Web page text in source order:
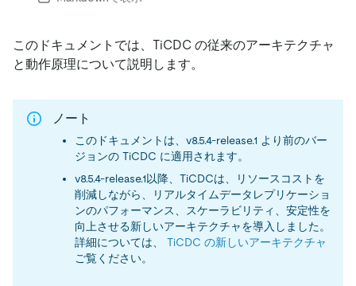
このドキュメントでは、TiCDC の従来のアーキテクチャ
と動作原理について説明します。
ノート
このドキュメントは、v8.5.4-release.1 より前のバー
ジョンの TiCDC に適用されます。
v8.5.4-release.1以降、TiCDCは、リソースコストを
削減しながら、リアルタイムデータレプリケーショ
ンのパフォーマンス、スケーラビリティ、安定性を
向上させる新しいアーキテクチャを導入しました。
詳細については、 TiCDC の新しいアーキテクチャ
ご覧ください。